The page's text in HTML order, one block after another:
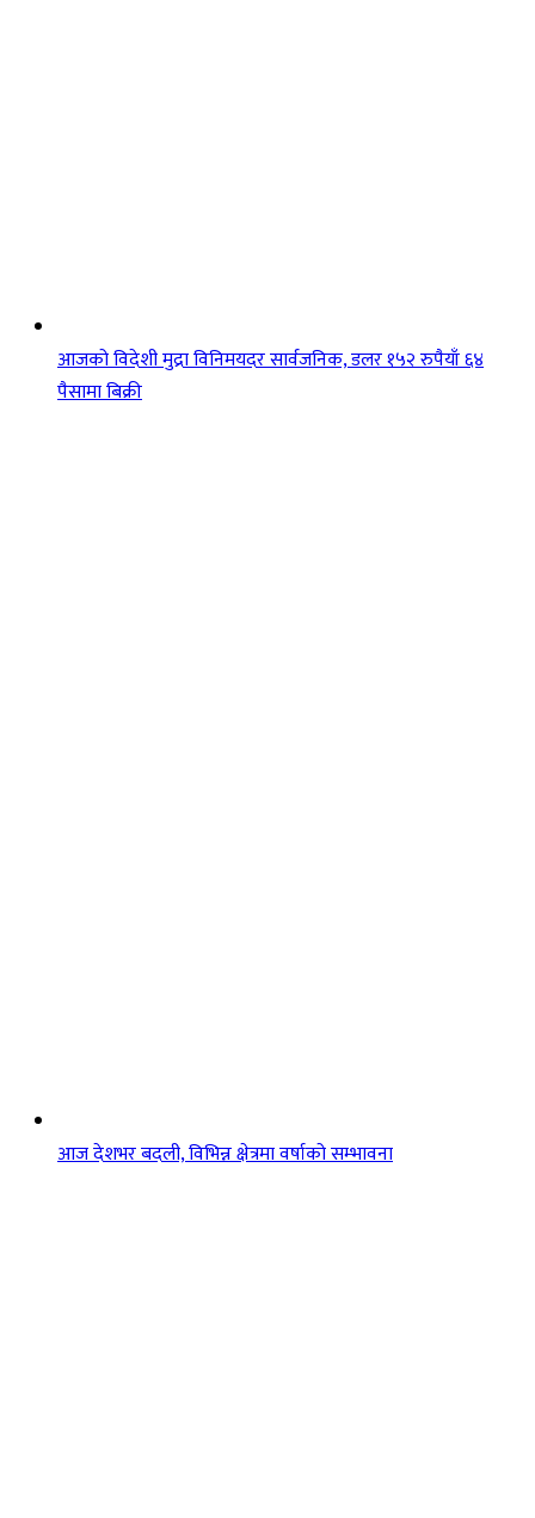
आजको विदेशी मुद्रा विनिमयदर सार्वजनिक, डलर १५२ रुपैयाँ ६४
पैसामा बिक्री
आज देशभर बदली, विभिन्न क्षेत्रमा वर्षाको सम्भावना